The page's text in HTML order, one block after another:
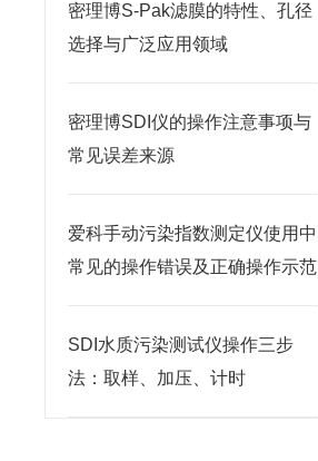
密理博S-Pak滤膜的特性、孔径
选择与广泛应用领域
密理博SDI仪的操作注意事项与
常见误差来源
爱科手动污染指数测定仪使用中
常见的操作错误及正确操作示范
SDI水质污染测试仪操作三步
法：取样、加压、计时